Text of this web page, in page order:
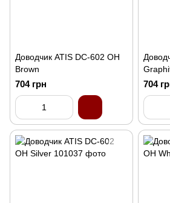
Доводчик ATIS DC-602 OH
Brown
704 грн 704